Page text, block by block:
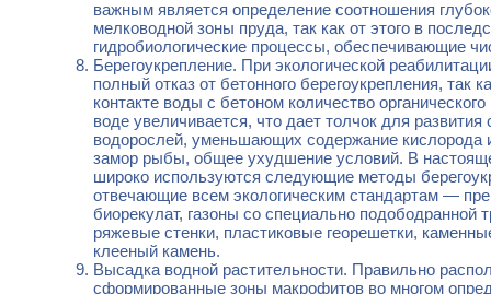
важным является определение соотношения
мелководной зоны пруда, так как от этого в
гидробиологические процессы, обеспечивающие
Берегоукрепление. При экологической
полный отказ от бетонного берегоукрепления, так
контакте воды с бетоном количество
воде увеличивается, что дает толчок для развития
водорослей, уменьшающих содержание кислорода
замор рыбы, общее ухудшение условий. В
широко используются следующие методы
отвечающие всем экологическим стандартам —
биорекулат, газоны со специально подободранной
ряжевые стенки, пластиковые георешетки,
клееный камень.
Высадка водной растительности. Правильно
сформированные зоны макрофитов во многом